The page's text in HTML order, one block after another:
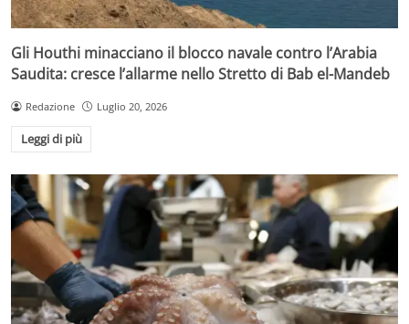
Gli Houthi minacciano il blocco navale contro l’Arabia
Saudita: cresce l’allarme nello Stretto di Bab el-Mandeb
Redazione Luglio 20, 2026
Leggi di più